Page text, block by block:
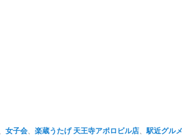
、女子会 、楽蔵うたげ 天王寺アポロビル店 、駅近グルメ